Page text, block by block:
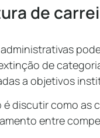
de
de
a objetivos
é discutir como as
entre